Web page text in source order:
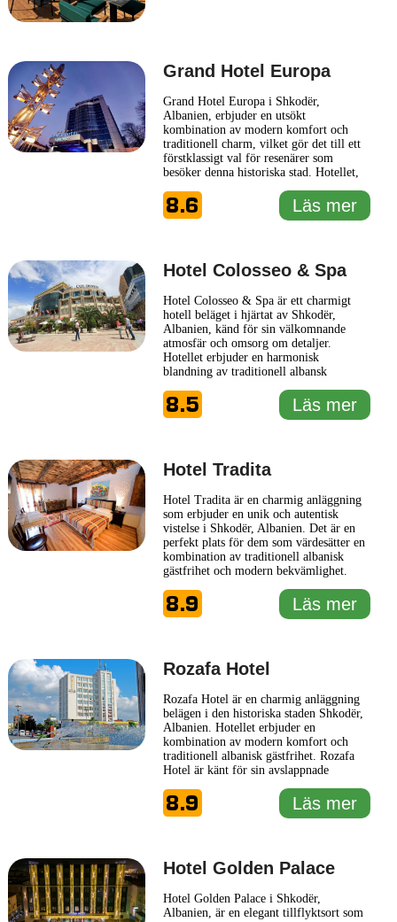
Grand Hotel Europa
Grand Hotel Europa i Shkodër,
Albanien, erbjuder en utsökt
kombination av modern komfort och
traditionell charm, vilket gör det till ett
förstklassigt val för resenärer som
besöker denna historiska stad. Hotellet,
kulturella och historiska sevärdheter, är
en perfekt utgångspunkt för att utforska
8.6 Läs mer
Hotel Colosseo & Spa
Hotel Colosseo & Spa är ett charmigt
hotell beläget i hjärtat av Shkodër,
Albanien, känd för sin välkomnande
atmosfär och omsorg om detaljer.
Hotellet erbjuder en harmonisk
blandning av traditionell albansk
vilket gör det till en idealisk plats för
både affärsresenärer och semesterfirare
8.5 Läs mer
Hotel Tradita
Hotel Tradita är en charmig anläggning
som erbjuder en unik och autentisk
vistelse i Shkodër, Albanien. Det är en
perfekt plats för dem som värdesätter en
kombination av traditionell albanisk
gästfrihet och modern bekvämlighet.
insikt i den rika kulturen och historien i
regionen. Hotel Tradita kännetecknas av
8.9 Läs mer
Rozafa Hotel
Rozafa Hotel är en charmig anläggning
belägen i den historiska staden Shkodër,
Albanien. Hotellet erbjuder en
kombination av modern komfort och
traditionell albanisk gästfrihet. Rozafa
Hotel är känt för sin avslappnade
vilket gör det till en utmärkt plats för
både affärsresande och turister.
8.9 Läs mer
Hotel Golden Palace
Hotel Golden Palace i Shkodër,
Albanien, är en elegant tillflyktsort som